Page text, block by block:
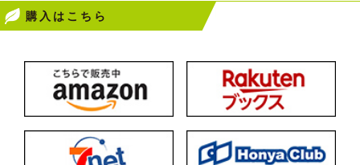
購入はこちら